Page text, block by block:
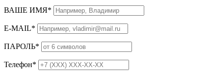
ВАШЕ ИМЯ*
E-MAIL*
ПАРОЛЬ*
Телефон*